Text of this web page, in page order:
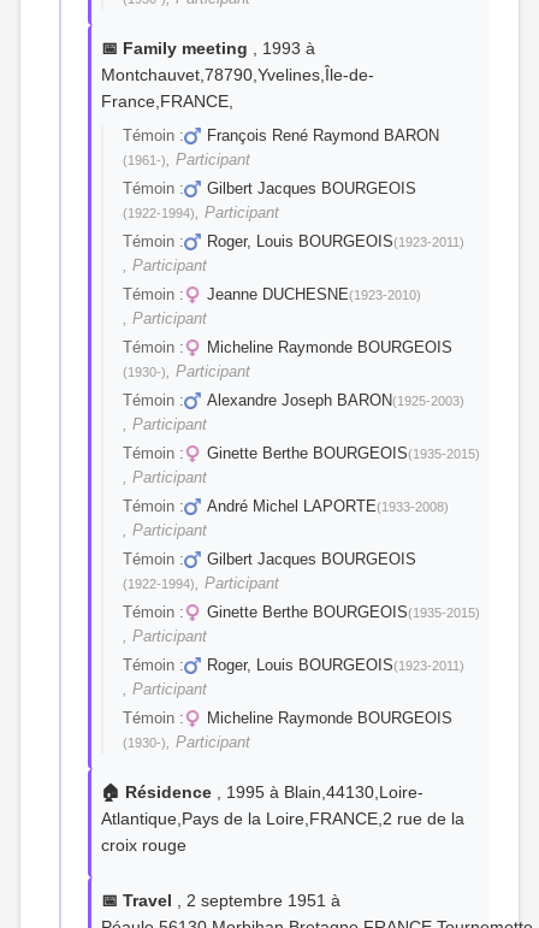
📅 Family meeting , 1993 à
Montchauvet,78790,Yvelines,Île-de-
France,FRANCE,
Témoin : François René Raymond BARON
(1961-), Participant
Témoin :
Gilbert Jacques BOURGEOIS
(1922-1994), Participant
Témoin :
Roger, Louis BOURGEOIS(1923-2011)
, Participant
Témoin :
Jeanne DUCHESNE(1923-2010)
, Participant
Témoin :
Micheline Raymonde BOURGEOIS
(1930-), Participant
Témoin :
Alexandre Joseph BARON(1925-2003)
, Participant
Témoin :
Ginette Berthe BOURGEOIS(1935-2015)
, Participant
Témoin :
André Michel LAPORTE(1933-2008)
, Participant
Témoin :
Gilbert Jacques BOURGEOIS
(1922-1994), Participant
Témoin :
Ginette Berthe BOURGEOIS(1935-2015)
, Participant
Témoin :
Roger, Louis BOURGEOIS(1923-2011)
, Participant
Témoin :
Micheline Raymonde BOURGEOIS
(1930-), Participant
🏠 Résidence , 1995 à Blain,44130,Loire-
Atlantique,Pays de la Loire,FRANCE,2 rue de la
croix rouge
📅 Travel , 2 septembre 1951 à